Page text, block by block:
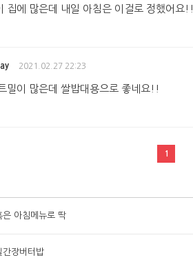
집에 많은데 내일 아침은 이걸로 정했어요!!
2021.02.27 22:23
밀이 많은데 쌀밥대용으로 좋네요!!
1
은 아침메뉴로 딱
간장버터밥